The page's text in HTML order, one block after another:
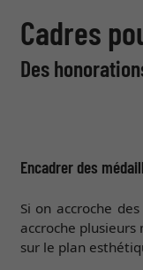
Cadres
Des
Encadrer des
Si on accroche
accroche
sur le plan